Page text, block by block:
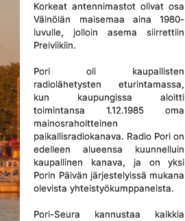
Korkeat antennimastot olivat osa
Väinölän maisemaa aina 1980-
luvulle, jolloin asema siirrettiin
Preiviikiin.
Pori oli kaupallisten
radiolähetysten eturintamassa,
kun kaupungissa aloitti
toimintansa 1.12.1985 oma
mainosrahoitteinen
paikallisradiokanava. Radio Pori on
edelleen alueensa kuunnelluin
kaupallinen kanava, ja on yksi
Porin Päivän järjestelyissä mukana
olevista yhteistyökumppaneista.
Pori-Seura kannustaa kaikkia